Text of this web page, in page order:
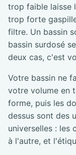
trop faible laisse
trop forte
filtre. Un bassin
bassin surdosé
deux cas, c'est
Votre bassin ne
votre volume en
forme, puis les
dessus sont des
universelles : les
à l'autre, et